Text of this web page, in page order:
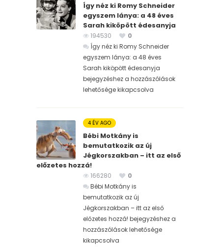
Így néz ki Romy Schneider
egyszem lánya: a 48 éves
Sarah kiköpött édesanyja
194530
0
Így néz ki Romy Schneider
egyszem lánya: a 48 éves
Sarah kiköpött édesanyja
bejegyzéshez a hozzászólások
lehetősége kikapcsolva
4 ÉV AGO
Bébi Motkány is
bemutatkozik az új
Jégkorszakban – itt az első
előzetes hozzá!
166280
0
Bébi Motkány is
bemutatkozik az új
Jégkorszakban – itt az első
előzetes hozzá! bejegyzéshez a
hozzászólások lehetősége
kikapcsolva